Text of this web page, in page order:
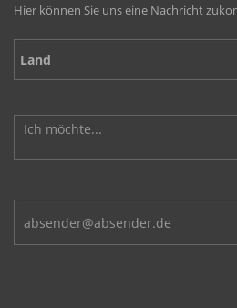
Hier können Sie uns eine Nachricht